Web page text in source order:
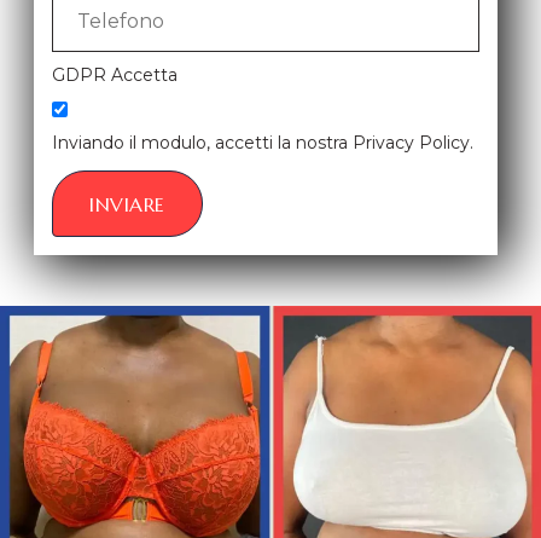
GDPR Accetta
Inviando il modulo, accetti la nostra Privacy Policy.
INVIARE